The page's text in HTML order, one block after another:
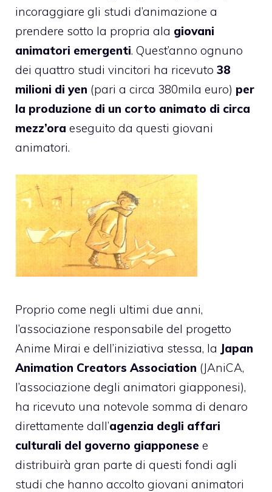
incoraggiare gli studi d’animazione a
prendere sotto la propria ala giovani
animatori emergenti. Quest’anno ognuno
dei quattro studi vincitori ha ricevuto 38
milioni di yen (pari a circa 380mila euro) per
la produzione di un corto animato di circa
mezz’ora eseguito da questi giovani
animatori.
Proprio come negli ultimi due anni,
l’associazione responsabile del progetto
Anime Mirai e dell’iniziativa stessa, la Japan
Animation Creators Association (JAniCA,
l’associazione degli animatori giapponesi),
ha ricevuto una notevole somma di denaro
direttamente dall’agenzia degli affari
culturali del governo giapponese e
distribuirà gran parte di questi fondi agli
studi che hanno accolto giovani animatori